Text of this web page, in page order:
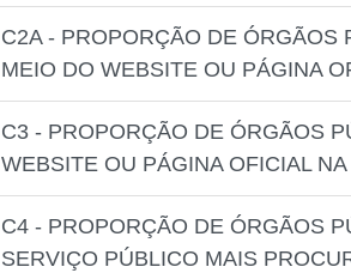
C2A - PROPORÇÃO DE ÓRGÃOS
MEIO DO WEBSITE OU PÁGINA
C3 - PROPORÇÃO DE ÓRGÃOS
WEBSITE OU PÁGINA OFICIAL
C4 - PROPORÇÃO DE ÓRGÃOS
SERVIÇO PÚBLICO MAIS